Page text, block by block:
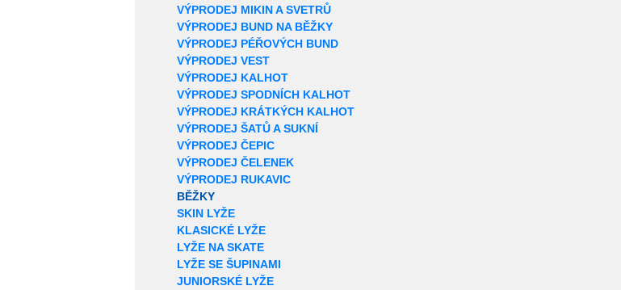
VÝPRODEJ MIKIN A SVETRŮ
VÝPRODEJ BUND NA BĚŽKY
VÝPRODEJ PÉŘOVÝCH BUND
VÝPRODEJ VEST
VÝPRODEJ KALHOT
VÝPRODEJ SPODNÍCH KALHOT
VÝPRODEJ KRÁTKÝCH KALHOT
VÝPRODEJ ŠATŮ A SUKNÍ
VÝPRODEJ ČEPIC
VÝPRODEJ ČELENEK
VÝPRODEJ RUKAVIC
BĚŽKY
SKIN LYŽE
KLASICKÉ LYŽE
LYŽE NA SKATE
LYŽE SE ŠUPINAMI
JUNIORSKÉ LYŽE